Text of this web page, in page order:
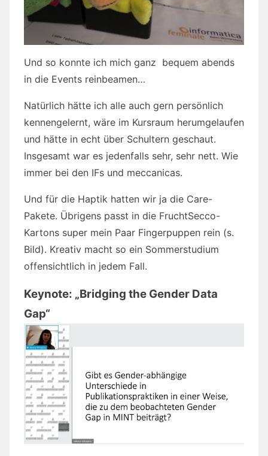
Und so konnte ich mich ganz bequem abends
in die Events reinbeamen…
Natürlich hätte ich alle auch gern persönlich
kennengelernt, wäre im Kursraum herumgelaufen
und hätte in echt über Schultern geschaut.
Insgesamt war es jedenfalls sehr, sehr nett. Wie
immer bei den IFs und meccanicas.
Und für die Haptik hatten wir ja die Care-
Pakete. Übrigens passt in die FruchtSecco-
Kartons super mein Paar Fingerpuppen rein (s.
Bild). Kreativ macht so ein Sommerstudium
offensichtlich in jedem Fall.
Keynote: „Bridging the Gender Data
Gap“